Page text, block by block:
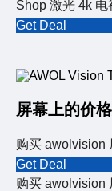
Shop 激光 4k 电
Get Deal
屏幕上的价
购买 awolvision
Get Deal
购买 awolvision